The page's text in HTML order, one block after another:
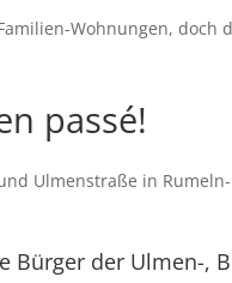
Wohnungen, doch
passé!
Ulmenstraße in
Bürger der Ulmen-,